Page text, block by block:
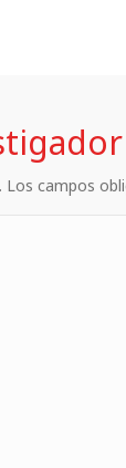
Los campos